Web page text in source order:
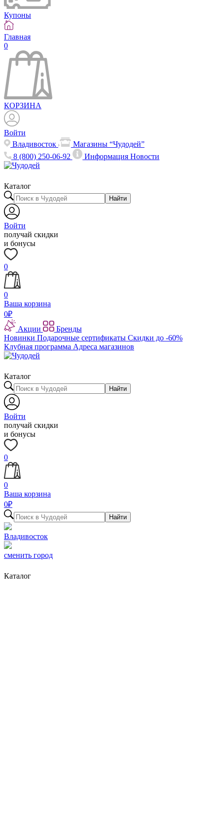
Купоны
Главная
0
КОРЗИНА
Войти
Владивосток
Магазины “Чудодей”
8 (800) 250-06-92
ИнформацияНовости
Каталог
Найти
Войти
получай скидки
и бонусы
0
0
Ваша корзина
0₽
Акции
Бренды
Новинки Подарочные сертификаты Скидки до -60%
Клубная программа Адреса магазинов
Каталог
Найти
Войти
получай скидки
и бонусы
0
0
Ваша корзина
0₽
Найти
Владивосток
сменить город
Каталог